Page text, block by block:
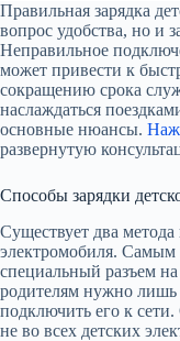
Правильная зарядка
вопрос удобства, но и
Неправильное
может привести к
сокращению срока
наслаждаться
основные нюансы.
развернутую
Способы зарядки
Существует два метода
электромобиля. Самым
специальный разъем
родителям нужно лишь
подключить его к сети.
не во всех детских